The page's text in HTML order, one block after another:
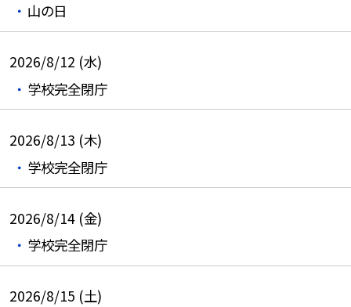
山の日
2026/8/12 (水)
学校完全閉庁
2026/8/13 (木)
学校完全閉庁
2026/8/14 (金)
学校完全閉庁
2026/8/15 (土)